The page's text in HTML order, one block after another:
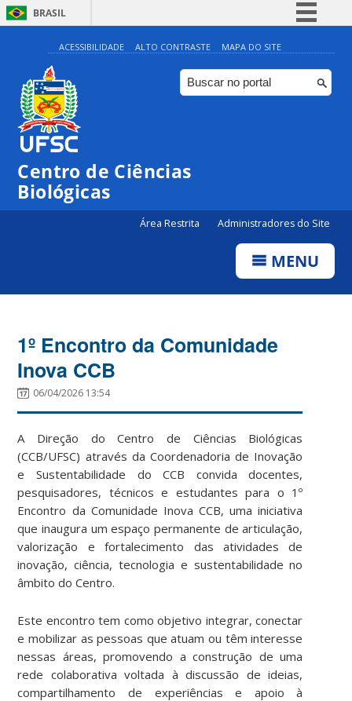
BRASIL
Simplifique!
Comunica BR
Participe
ACESSIBILIDADE ALTO CONTRASTE MAPA DO SITE
Centro de Ciências
Biológicas
Área Restrita Administradores do Site
MENU
1º Encontro da Comunidade
Inova CCB
06/04/2026 13:54
A Direção do Centro de Ciências Biológicas
(CCB/UFSC) através da Coordenadoria de Inovação
e Sustentabilidade do CCB convida docentes,
pesquisadores, técnicos e estudantes para o 1º
Encontro da Comunidade Inova CCB, uma iniciativa
que inaugura um espaço permanente de articulação,
valorização e fortalecimento das atividades de
inovação, ciência, tecnologia e sustentabilidade no
âmbito do Centro.
Este encontro tem como objetivo integrar, conectar
e mobilizar as pessoas que atuam ou têm interesse
nessas áreas, promovendo a construção de uma
rede colaborativa voltada à discussão de ideias,
compartilhamento de experiências e apoio à